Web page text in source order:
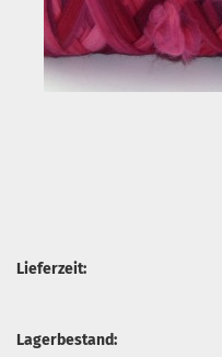
Lieferzeit:
Lagerbestand: